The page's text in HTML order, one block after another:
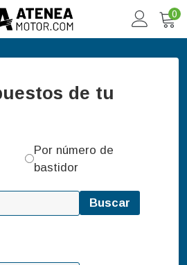
0
de tu
Por número de
bastidor
Buscar